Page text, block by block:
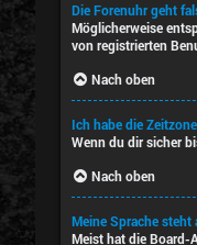
Die Forenuhr geht
Möglicherweise
von registrierten
Nach oben
Ich habe die
Wenn du dir sicher
Nach oben
Meine Sprache
Meist hat die Board-